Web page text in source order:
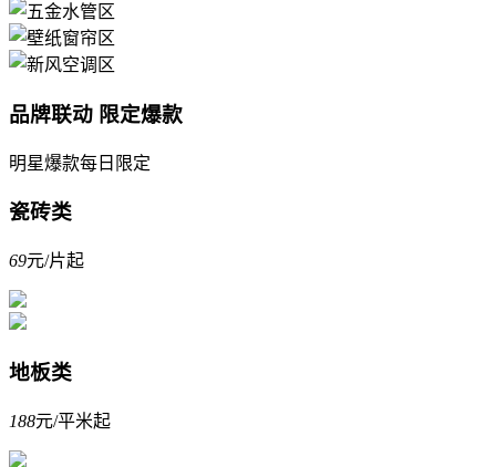
品牌联动 限定爆款
明星爆款每日限定
瓷砖类
69元/片起
地板类
188元/平米起